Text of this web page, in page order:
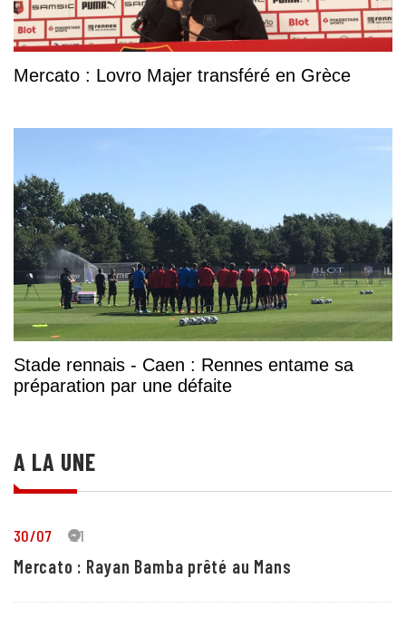
Mercato : Lovro Majer transféré en Grèce
Stade rennais - Caen : Rennes entame sa
préparation par une défaite
A LA UNE
30/07 21
Mercato : Rayan Bamba prêté au Mans